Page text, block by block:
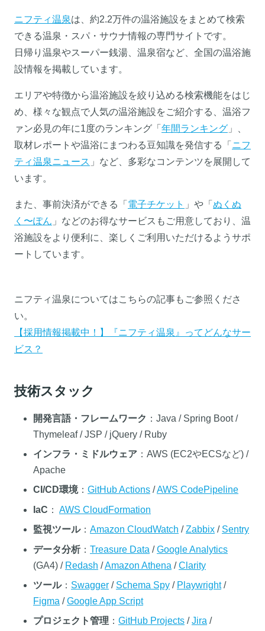
ニフティ温泉は、約2.2万件の温浴施設をまとめて検索
できる温泉・スパ・サウナ情報の専門サイトです。
日帰り温泉やスーパー銭湯、温泉宿など、全国の温浴施
設情報を掲載しています。
エリアや特徴から温浴施設を絞り込める検索機能をはじ
め、様々な観点で人気の温浴施設をご紹介する、温浴フ
ァン必見の年に1度のランキング「 年間ランキング 」、
取材レポートや温浴にまつわる豆知識を発信する「 ニフ
ティ温泉ニュース 」など、多彩なコンテンツを展開して
います。
また、事前決済ができる「 電子チケット 」や「 ぬくぬ
く〜ぽん 」などのお得なサービスもご用意しており、温
浴施設をより便利に、楽しくご利用いただけるようサポ
ートしています。
ニフティ温泉についてはこちらの記事もご参照くださ
い。
【採用情報掲載中！】『ニフティ温泉』ってどんなサー
ビス？
技術スタック
開発言語・フレームワーク ：Java / Spring Boot /
Thymeleaf / JSP / jQuery / Ruby
インフラ・ミドルウェア ：AWS (EC2やECSなど) /
Apache
CI/CD環境： GitHub Actions /AWS CodePipeline
IaC ： AWS CloudFormation
監視ツール： Amazon CloudWatch /Zabbix / Sentry
データ分析： Treasure Data /Google Analytics
(GA4) / Redash /Amazon Athena /Clarity
ツール： Swagger / Schema Spy / Playwright/
Figma /Google App Script
プロジェクト管理 ： GitHub Projects /Jira /